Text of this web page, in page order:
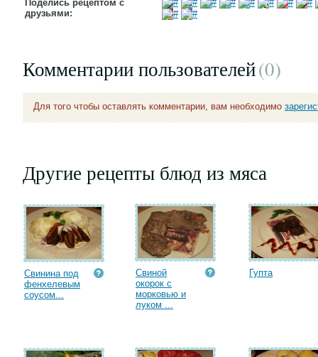
Поделись рецептом с
друзьями:
Комментарии пользователей(0)
Для того чтобы оставлять комментарии, вам необходимо
Другие рецепты блюд из мяса
Свинина под
фенхелевым
соусом...
Свиной
окорок с
морковью и
луком ...
Гупта